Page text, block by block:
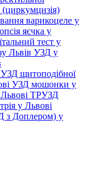
(циркумцизія)
варикоцеле у
яєчка у
тест у
Львів УЗД у
УЗД щитоподібної
УЗД мошонки у
ТРУЗД
у Львові
з Доплером) у